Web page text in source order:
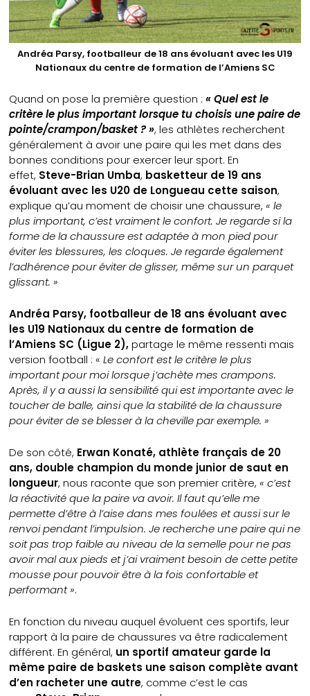
Andréa Parsy, footballeur de 18 ans évoluant avec les U19
Nationaux du centre de formation de l’Amiens SC
Quand on pose la première question :« Quel est le
critère le plus important lorsque tu choisis une paire de
pointe/crampon/basket ? », les athlètes recherchent
généralement à avoir une paire qui les met dans des
bonnes conditions pour exercer leur sport. En
effet, Steve-Brian Umba, basketteur de 19 ans
évoluant avec les U20 de Longueau cette saison,
explique qu’au moment de choisir une chaussure,« le
plus important, c’est vraiment le confort. Je regarde si la
forme de la chaussure est adaptée à mon pied pour
éviter les blessures, les cloques. Je regarde également
l’adhérence pour éviter de glisser, même sur un parquet
glissant. »
Andréa Parsy, footballeur de 18 ans évoluant avec
les U19 Nationaux du centre de formation de
l’Amiens SC (Ligue 2),partage le même ressenti mais
version football : «Le confort est le critère le plus
important pour moi lorsque j’achète mes crampons.
Après, il y a aussi la sensibilité qui est importante avec le
toucher de balle, ainsi que la stabilité de la chaussure
pour éviter de se blesser à la cheville par exemple. »
De son côté, Erwan Konaté, athlète français de 20
ans, double champion du monde junior de saut en
longueur, nous raconte que son premier critère,« c’est
la réactivité que la paire va avoir. Il faut qu’elle me
permette d’être à l’aise dans mes foulées et aussi sur le
renvoi pendant l’impulsion. Je recherche une paire qui ne
soit pas trop faible au niveau de la semelle pour ne pas
avoir mal aux pieds et j’ai vraiment besoin de cette petite
mousse pour pouvoir être à la fois confortable et
performant ».
En fonction du niveau auquel évoluent ces sportifs, leur
rapport à la paire de chaussures va être radicalement
différent. En général, un sportif amateur garde la
même paire de baskets une saison complète avant
d’en racheter une autre, comme c’est le cas